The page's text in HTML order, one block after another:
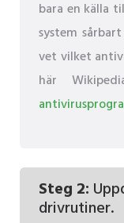
bara en källa
system
vet vilket
här
Steg 2:
drivrutiner.